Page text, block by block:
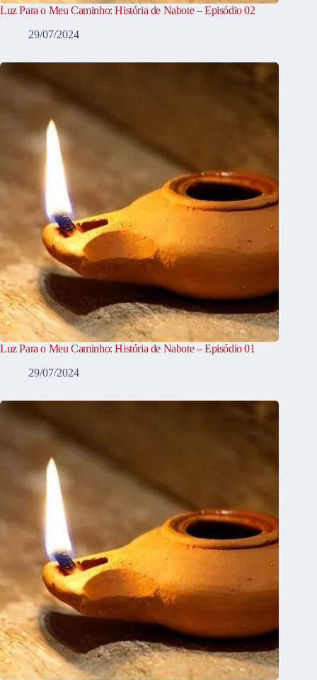
Luz Para o Meu Caminho: História de Nabote – Episódio 02
29/07/2024
Luz Para o Meu Caminho: História de Nabote – Episódio 01
29/07/2024